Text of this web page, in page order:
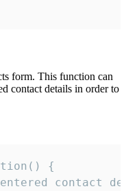
form. This function can
contact details in order to
{
contact